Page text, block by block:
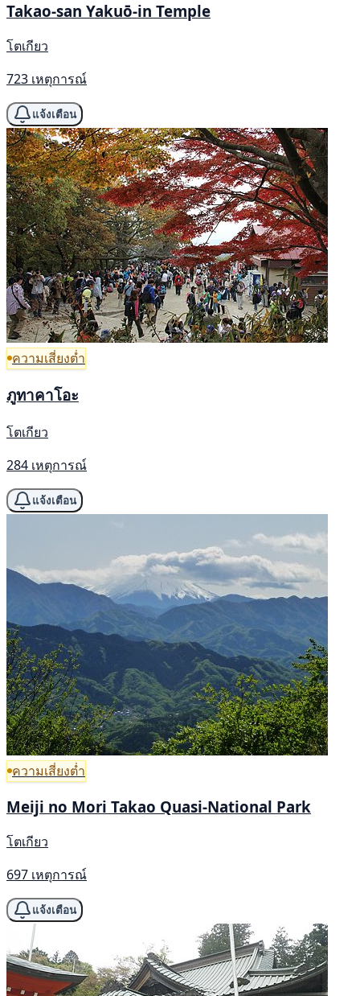
Takao-san Yakuō-in Temple
โตเกียว
723 เหตุการณ์
แจ้งเตือน
ความเสี่ยงต่ำ
ภูทาคาโอะ
โตเกียว
284 เหตุการณ์
แจ้งเตือน
ความเสี่ยงต่ำ
Meiji no Mori Takao Quasi-National Park
โตเกียว
697 เหตุการณ์
แจ้งเตือน